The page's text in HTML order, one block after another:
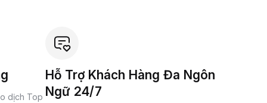
dịch Top
Hỗ Trợ Khách Hàng Đa Ngôn
Ngữ 24/7